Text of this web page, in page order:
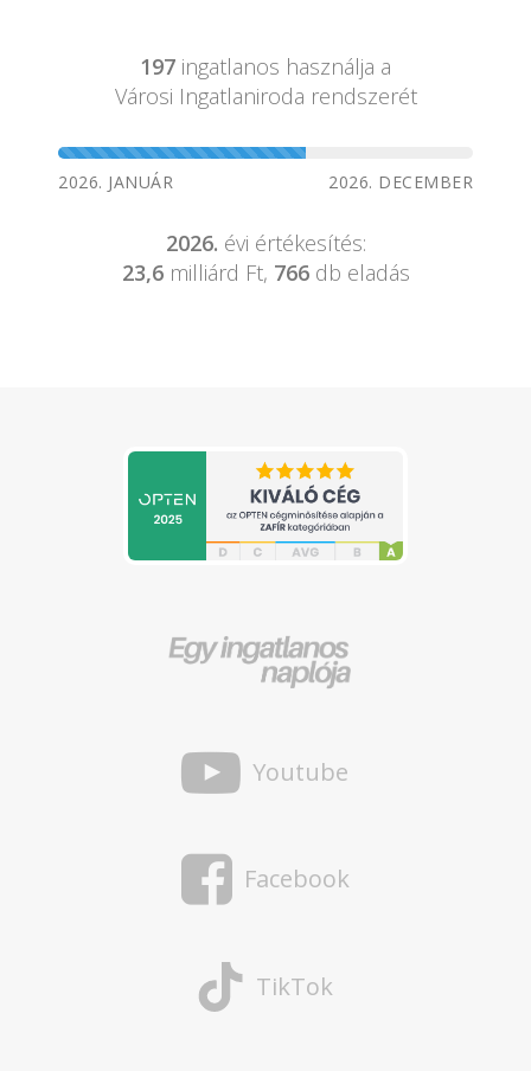
197 ingatlanos használja a
Városi Ingatlaniroda rendszerét
2026. JANUÁR 2026. DECEMBER
2026. évi értékesítés:
23,6milliárd Ft, 766db eladás
Youtube
Facebook
TikTok